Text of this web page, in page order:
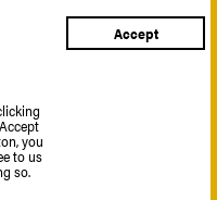
a
…
you
to us
so.
Accept